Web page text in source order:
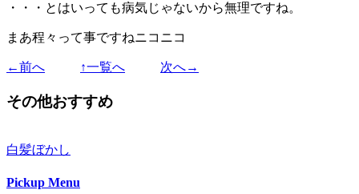
・・・とはいっても病気じゃないから無理ですね。
まあ程々って事ですねニコニコ
←前へ ↑一覧へ 次へ→
その他おすすめ
白髪ぼかし
Pickup Menu